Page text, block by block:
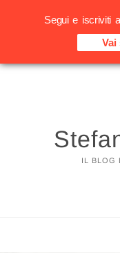
Vai
IL BLOG
Segui e iscriviti
Vai